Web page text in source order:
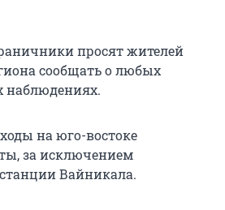
просят жителей
сообщать о любых
наблюдениях.
на юго-востоке
за исключением
Вайникала.